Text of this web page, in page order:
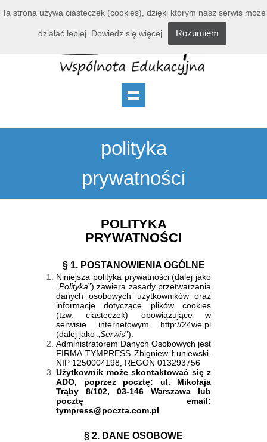
polityka
prywatności
POLITYKA
PRYWATNOŚCI
§ 1. POSTANOWIENIA OGÓLNE
Niniejsza polityka prywatności (dalej jako
Polityka”) zawiera zasady przetwarzania
danych osobowych użytkowników oraz
informacje dotyczące plików cookies
(tzw. ciasteczek) obowiązujące w
serwisie internetowym http://24we.pl
(dalej jako „ Serwis”).
Administratorem Danych Osobowych jest
FIRMA TYMPRESS Zbigniew Łuniewski,
NIP 1250004198, REGON 013293756
Użytkownik może skontaktować się z
ADO, poprzez pocztę: ul. Mikołaja
Trąby 8/102, 03-146 Warszawa lub
pocztę email:
tympress@poczta.com.pl
§ 2. DANE OSOBOWE
Ta strona używa ciasteczek (cookies), dzięki którym nasz serwis może
działać lepiej. Dowiedz się więcej Rozumiem